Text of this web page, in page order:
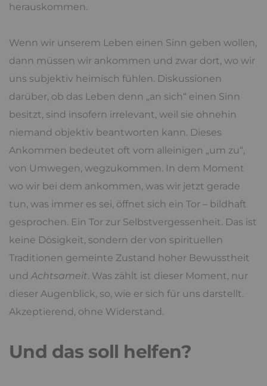
herauskommen.
Wenn wir unserem Leben einen Sinn geben wollen,
dann müssen wir ankommen und zwar dort, wo wir
uns subjektiv heimisch fühlen. Diskussionen
darüber, ob das Leben denn „an sich“ einen Sinn
besitzt, sind insofern irrelevant, weil sie ohnehin
niemand objektiv beantworten kann. Dieses
Ankommen bedeutet oft vom alleinigen „um zu“,
von Umwegen, wegzukommen. In dem Moment
wo wir bei dem ankommen, was wir jetzt gerade
tun, was immer es sei, öffnet sich ein Tor – bildhaft
gesprochen. Ein Tor zur Selbstvergessenheit. Das ist
keine Dösigkeit, sondern der von spirituellen
Traditionen gemeinte Zustand hoher Bewusstheit
und Achtsameit. Was zählt ist dieser Moment, nur
dieser Augenblick, so, wie er sich für uns darstellt.
Akzeptierend, ohne Widerstand.
Und das soll helfen?